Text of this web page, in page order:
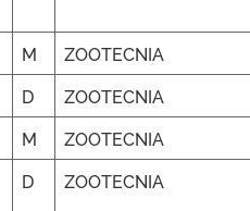
M
ZOOTECNIA
D
ZOOTECNIA
M
ZOOTECNIA
D ZOOTECNIA